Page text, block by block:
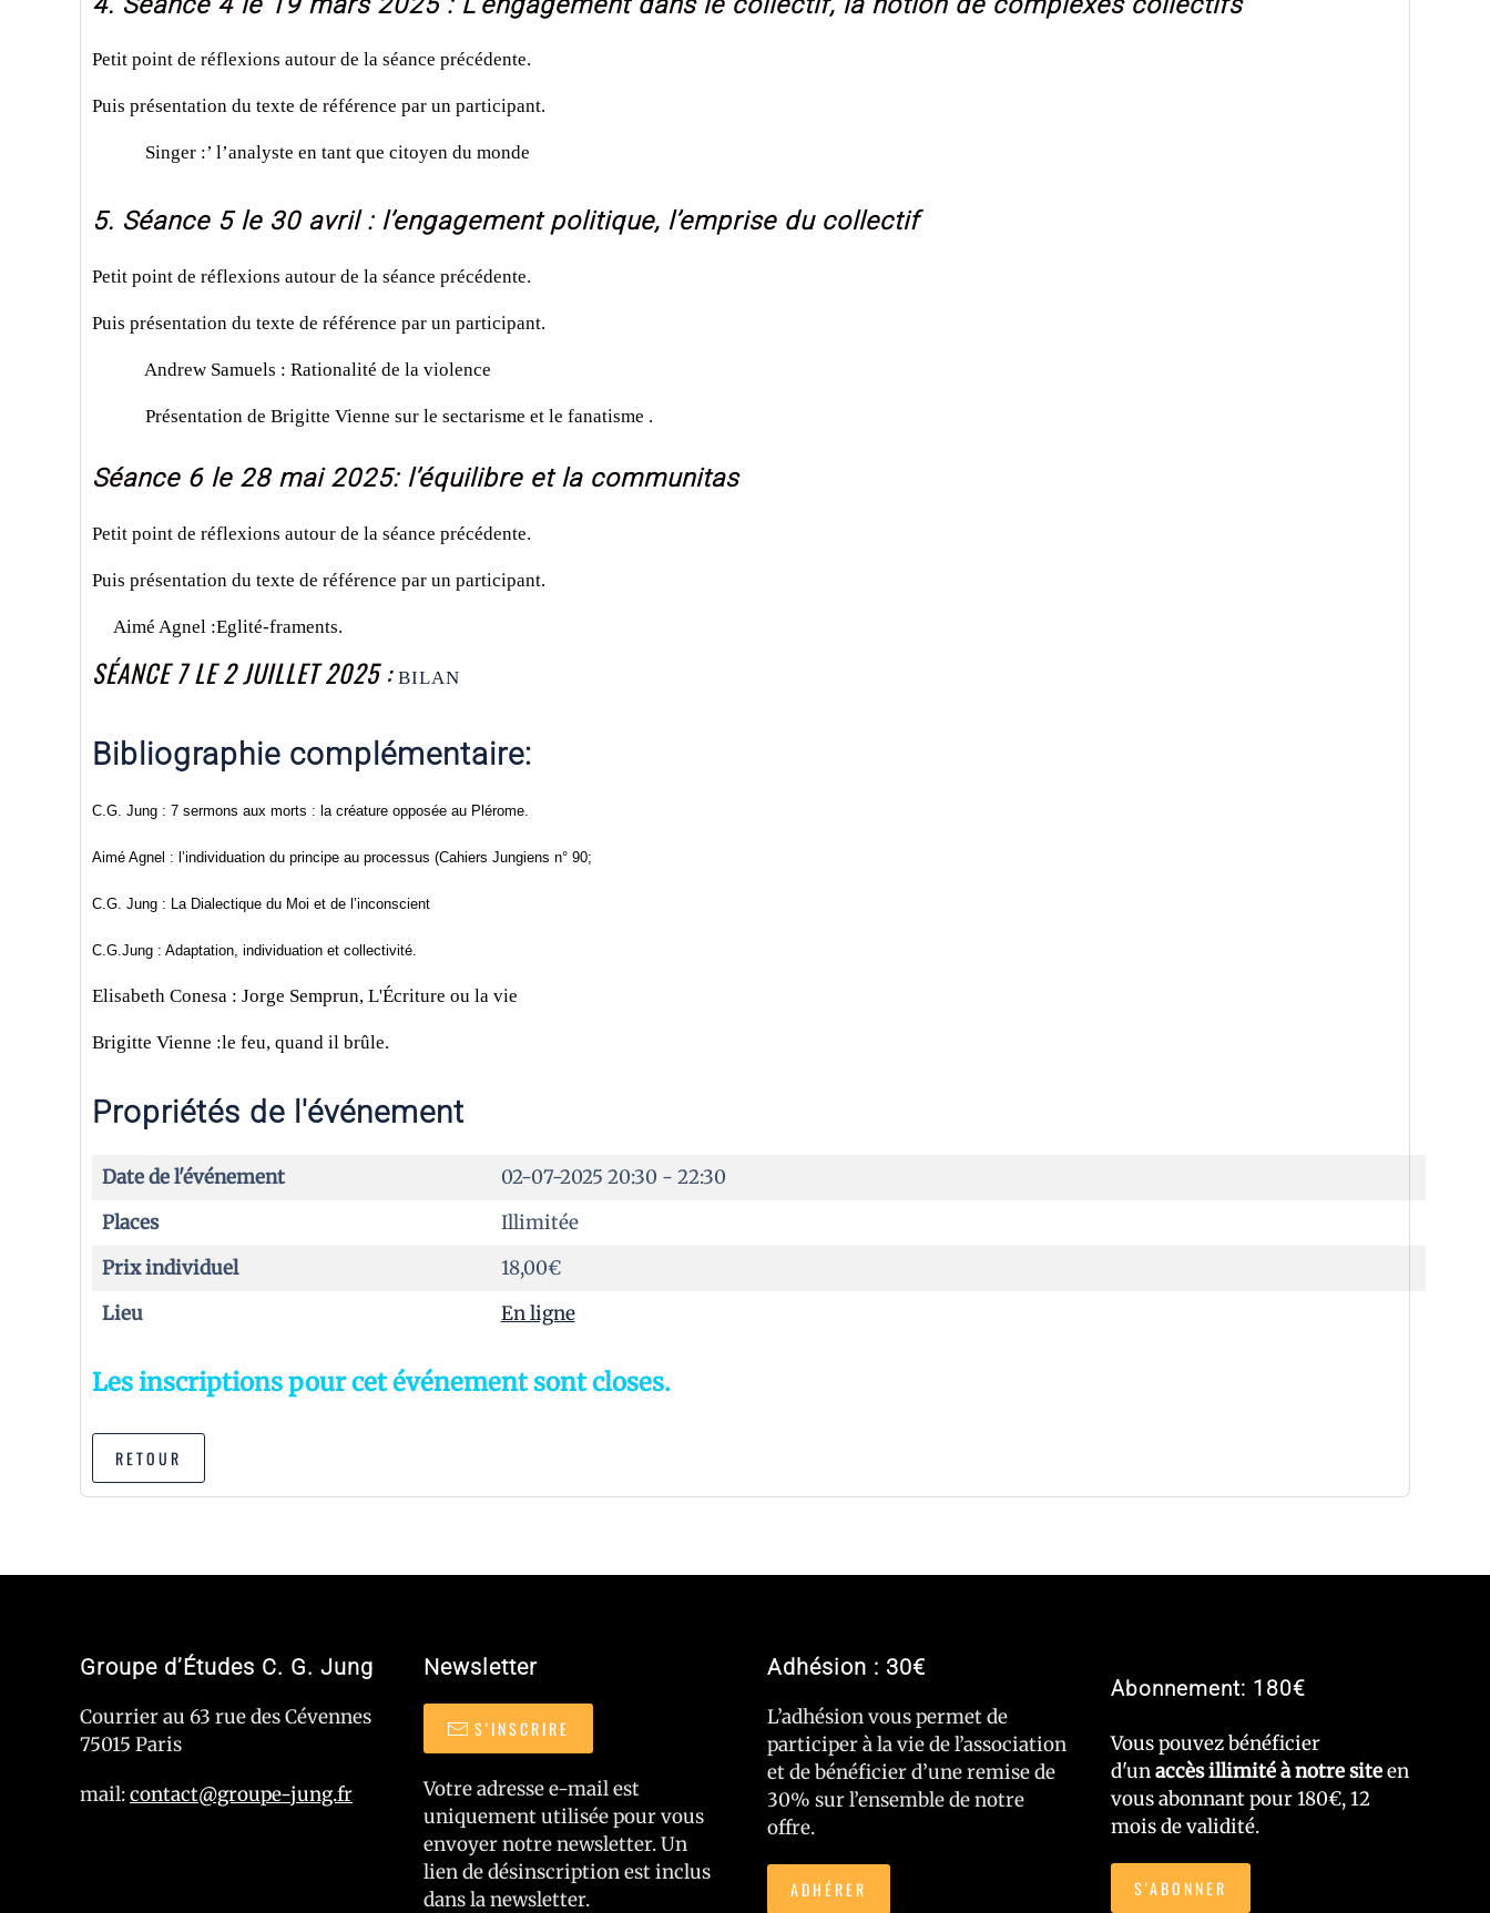
Petit point de réflexions autour de la séance précédente.
Puis présentation du texte de référence par un participant.
Singer :’ l’analyste en tant que citoyen du monde
5. Séance 5 le 30 avril : l’engagement politique, l’emprise du collectif
Petit point de réflexions autour de la séance précédente.
Puis présentation du texte de référence par un participant.
Andrew Samuels : Rationalité de la violence
Présentation de Brigitte Vienne sur le sectarisme et le fanatisme .
Séance 6 le 28 mai 2025: l’équilibre et la communitas
Petit point de réflexions autour de la séance précédente.
Puis présentation du texte de référence par un participant.
Aimé Agnel :Eglité-framents.
SÉANCE 7 LE 2 JUILLET 2025 : BILAN
Bibliographie complémentaire:
C.G. Jung : 7 sermons aux morts : la créature opposée au Plérome.
Aimé Agnel : l’individuation du principe au processus (Cahiers Jungiens n° 90;
C.G. Jung : La Dialectique du Moi et de l’inconscient
C.G.Jung : Adaptation, individuation et collectivité.
Elisabeth Conesa : Jorge Semprun, L'Écriture ou la vie
Brigitte Vienne :le feu, quand il brûle.
Propriétés de l'événement
Date de l'événement 02-07-2025 20:30 - 22:30
Places
Illimitée
Prix individuel
18,00€
Lieu
En ligne
Les inscriptions pour cet événement sont closes.
RETOUR
Groupe d’Études C. G. Jung
Courrier au 63 rue des Cévennes
75015 Paris
mail:contact@groupe-jung.fr
Newsletter
S'INSCRIRE
Votre adresse e-mail est
uniquement utilisée pour vous
envoyer notre newsletter. Un
lien de désinscription est inclus
dans la newsletter.
Adhésion : 30€
L’adhésion vous permet de
participer à la vie de l’association
et de bénéficier d’une remise de
30% sur l’ensemble de notre
offre.
ADHÉRER
Abonnement: 180€
Vous pouvez bénéficier
d'unaccès illimité à notre siteen
vous abonnant pour 180€, 12
mois de validité.
S'ABONNER